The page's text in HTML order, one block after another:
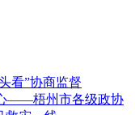
看”协商监督
——梧州市各级政协